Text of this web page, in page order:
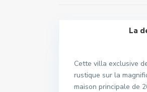
La
Cette villa exclusive
rustique sur la
maison principale de